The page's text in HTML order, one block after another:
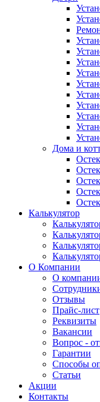
Дома и
Калькулятор
О Компании
О
Отзывы
Прайс-лист
Реквизиты
Вакансии
Вопрос -
Гарантии
Способы
Статьи
Акции
Контакты